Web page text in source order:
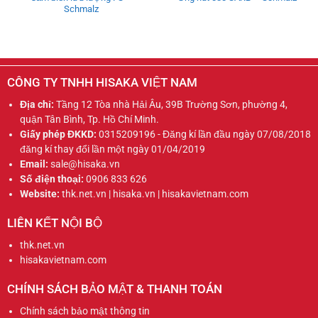
Schmalz
CÔNG TY TNHH HISAKA VIỆT NAM
Địa chỉ: Tầng 12 Tòa nhà Hải Âu, 39B Trường Sơn, phường 4,
quận Tân Bình, Tp. Hồ Chí Minh.
Giấy phép ĐKKD: 0315209196 - Đăng kí lần đầu ngày 07/08/2018
đăng kí thay đổi lần một ngày 01/04/2019
Email: sale@hisaka.vn
Số điện thoại: 0906 833 626
Website: thk.net.vn | hisaka.vn | hisakavietnam.com
LIÊN KẾT NỘI BỘ
thk.net.vn
hisakavietnam.com
CHÍNH SÁCH BẢO MẬT & THANH TOÁN
Chính sách bảo mật thông tin